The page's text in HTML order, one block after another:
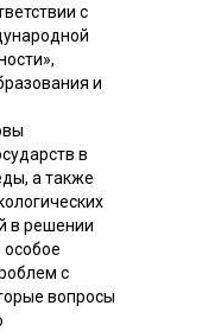
с
и
в
а также
в решении
особое
с
вопросы